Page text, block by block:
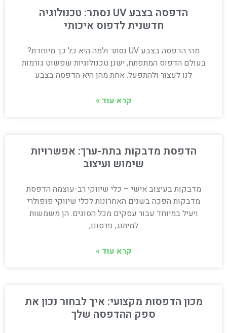
הדפסה בצבע UV נסתר: טכנולוגיה
חדשנית לדפוס איכותי
מהי הדפסה בצבע UV נסתר ולמה היא כל כך מיוחדת?
בעולם הדפוס המתפתח, ישנן טכנולוגיות שפשוט גורמות
לנו לעצור ולהתפעל. אחת מהן היא הדפסה בצבע
קרא עוד »
הדפסת מדבקות בתת-ערך: אפשרויות
שימוש ועיצוב
מדבקות בעיצוב אישי – כלי שיווקי רב-עוצמה הדפסת
מדבקות הפכה בשנים האחרונות לכלי שיווקי פופולרי
ויעיל במיוחד עבור עסקים מכל הסוגים. הן משמשות
למיתוג, פרסום,
קרא עוד »
מכון הדפסות מקצועי: איך לבחור נכון את
ספק ההדפסה שלך